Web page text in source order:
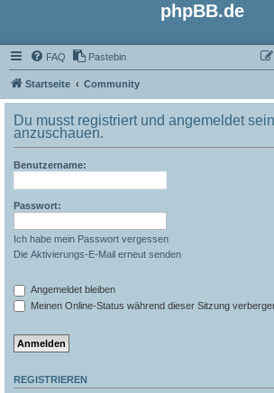
phpBB.de
FAQ Pastebin
Startseite Community
Du musst registriert und angemeldet
anzuschauen.
Benutzername:
Passwort:
Ich habe mein Passwort vergessen
Die Aktivierungs-E-Mail erneut senden
Angemeldet bleiben
Meinen Online-Status während dieser Sitzung
REGISTRIEREN